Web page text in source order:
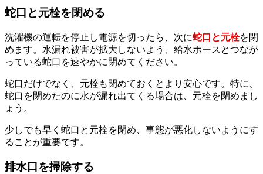
蛇口と元栓を閉める
洗濯機の運転を停止し電源を切ったら、次に蛇口と元栓を閉
めます。水漏れ被害が拡大しないよう、給水ホースとつなが
っている蛇口を速やかに閉めてください。
蛇口だけでなく、元栓も閉めておくとより安心です。特に、
蛇口を閉めたのに水が漏れ出てくる場合は、元栓を閉めまし
ょう。
少しでも早く蛇口と元栓を閉め、事態が悪化しないようにす
ることが重要です。
排水口を掃除する